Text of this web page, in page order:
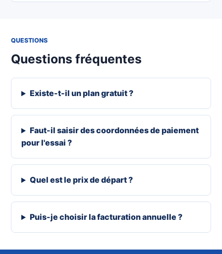
QUESTIONS
Questions fréquentes
Existe-t-il un plan gratuit ?
Faut-il saisir des coordonnées de paiement
pour l'essai ?
Quel est le prix de départ ?
Puis-je choisir la facturation annuelle ?